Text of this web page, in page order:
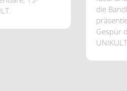
die
Gespür